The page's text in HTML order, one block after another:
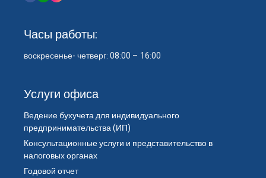
Часы работы:
воскресенье- четверг: 08:00 – 16:00
Услуги офиса
Ведение бухучета для индивидуального
предпринимательства (ИП)
Консультационные услуги и представительство в
налоговых органах
Годовой отчет